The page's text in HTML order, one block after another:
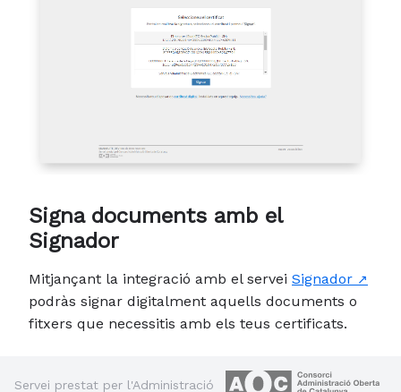
Signa documents amb el
Signador
Mitjançant la integració amb el servei Signador
podràs signar digitalment aquells documents o
fitxers que necessitis amb els teus certificats.
Servei prestat per l'Administració